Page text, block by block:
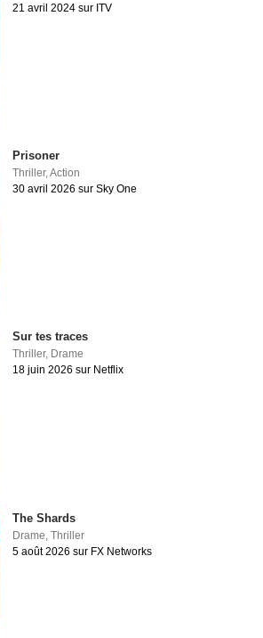
21 avril 2024 sur ITV
Prisoner
Thriller,Action
30 avril 2026 sur Sky One
Sur tes traces
Thriller, Drame
18 juin 2026 sur Netflix
The Shards
Drame ,Thriller
5 août 2026 sur FX Networks